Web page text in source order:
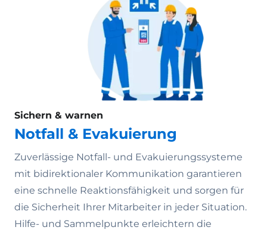
Sichern & warnen
Notfall & Evakuierung
Zuverlässige Notfall- und Evakuierungssysteme
mit bidirektionaler Kommunikation garantieren
eine schnelle Reaktionsfähigkeit und sorgen für
die Sicherheit Ihrer Mitarbeiter in jeder Situation.
Hilfe- und Sammelpunkte erleichtern die